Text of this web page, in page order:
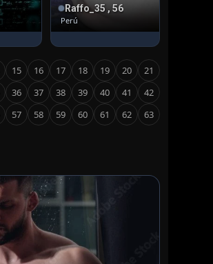
Raffo_35 , 56
Perú
15 16 17 18 19 20
21
36 37 38 39 40 41
42
57 58 59 60 61 62
63